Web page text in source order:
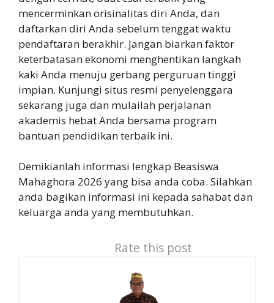
mencerminkan orisinalitas diri Anda, dan
daftarkan diri Anda sebelum tenggat waktu
pendaftaran berakhir. Jangan biarkan faktor
keterbatasan ekonomi menghentikan langkah
kaki Anda menuju gerbang perguruan tinggi
impian. Kunjungi situs resmi penyelenggara
sekarang juga dan mulailah perjalanan
akademis hebat Anda bersama program
bantuan pendidikan terbaik ini.
Demikianlah informasi lengkap Beasiswa
Mahaghora 2026 yang bisa anda coba. Silahkan
anda bagikan informasi ini kepada sahabat dan
keluarga anda yang membutuhkan.
Rate this post